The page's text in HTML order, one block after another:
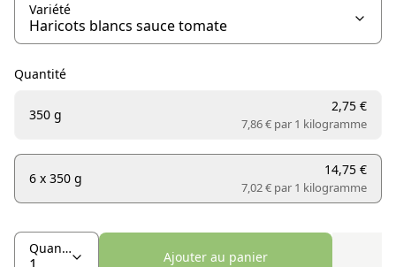
Variété
Quantité
350 g
2,75 €
7,86 € par 1 kilogramme
6 x 350 g
14,75 €
7,02 € par 1 kilogramme
Quantité
Ajouter au panier